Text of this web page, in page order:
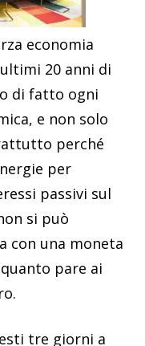
economia
20 anni di
di fatto ogni
e non solo
perché
per
passivi sul
si può
con una moneta
pare ai
tre giorni a